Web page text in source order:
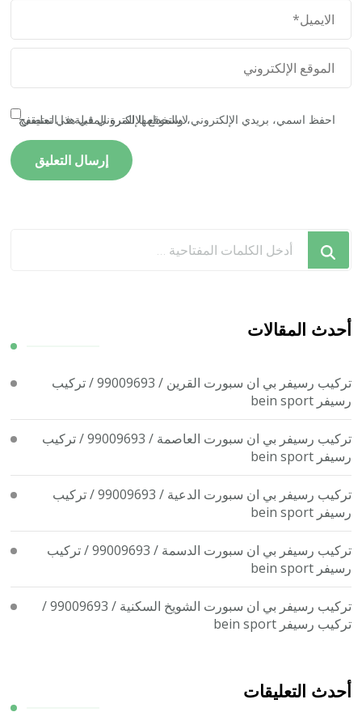
احفظ اسمي، بريدي الإلكتروني، والموقع الإلكتروني في هذا المتصفح لاستخدامها المرة المقبلة في تعليقي.
تبحث
ما؟
أحدث المقالات
تركيب رسيفر بي ان سبورت القرين / 99009693 / تركيب
رسيفر bein sport
تركيب رسيفر بي ان سبورت العاصمة / 99009693 / تركيب
رسيفر bein sport
تركيب رسيفر بي ان سبورت الدعية / 99009693 / تركيب
رسيفر bein sport
تركيب رسيفر بي ان سبورت الدسمة / 99009693 / تركيب
رسيفر bein sport
تركيب رسيفر بي ان سبورت الشويخ السكنية / 99009693 /
تركيب رسيفر bein sport
أحدث التعليقات